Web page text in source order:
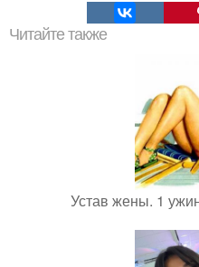
Читайте также
Устав жены. 1